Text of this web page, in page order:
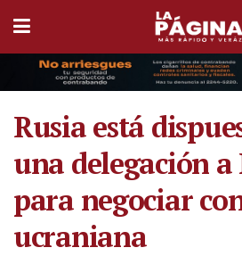
Rusia está
una delegación
para negociar
ucraniana